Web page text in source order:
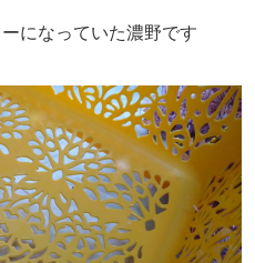
になっていた濃野です